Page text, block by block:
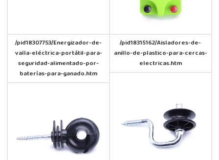
/pid18307753/Energizador-de-
valla-eléctrica-portátil-para-
seguridad-alimentado-por-
baterías-para-ganado.htm
/pid18315162/Aisladores-de-
anillo-de-plastico-para-cercas-
electricas.htm